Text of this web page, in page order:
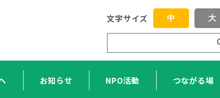
文字サイズ 中 大
お知らせ NPO活動 つながる場